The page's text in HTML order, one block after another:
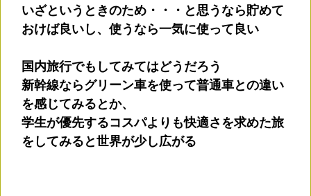
いざというときのため・・・と思うなら貯めて
おけば良いし、使うなら一気に使って良い
国内旅行でもしてみてはどうだろう
新幹線ならグリーン車を使って普通車との違い
を感じてみるとか、
学生が優先するコスパよりも快適さを求めた旅
をしてみると世界が少し広がる